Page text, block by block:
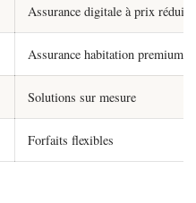
Assurance digitale à prix réduit
Assurance habitation premium
Solutions sur mesure
Forfaits flexibles